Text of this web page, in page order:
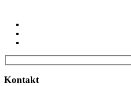
Kontakt